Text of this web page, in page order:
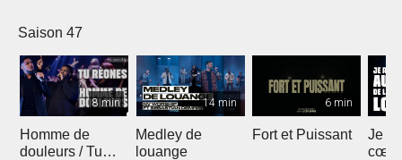
Saison 47
8 min
Homme de
douleurs / Tu
14 min
Medley de
louange
6 min
Fort et Puissant
Je
cœur